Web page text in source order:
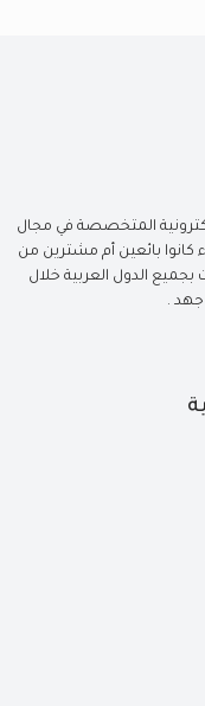
المتخصصة في مجال
كانوا بائعين أم مشترين من
الدول العربية خلال
.